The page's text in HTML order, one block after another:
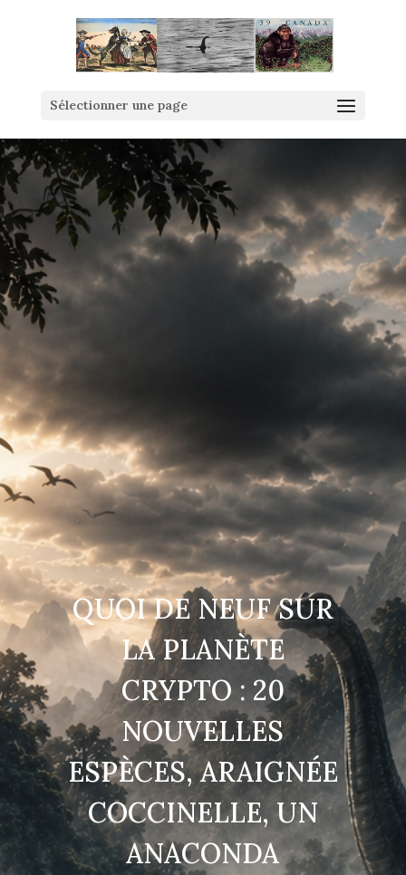
Sélectionner une page
QUOI DE NEUF SUR
LA PLANÈTE
CRYPTO : 20
NOUVELLES
ESPÈCES, ARAIGNÉE
COCCINELLE, UN
ANACONDA